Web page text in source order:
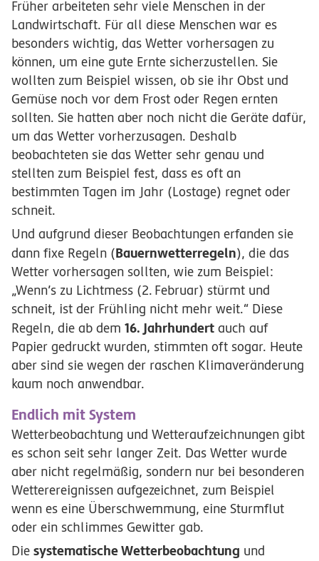
Früher arbeiteten sehr viele Menschen in der
Landwirtschaft. Für all diese Menschen war es
besonders wichtig, das Wetter vorhersagen zu
können, um eine gute Ernte sicherzustellen. Sie
wollten zum Beispiel wissen, ob sie ihr Obst und
Gemüse noch vor dem Frost oder Regen ernten
sollten. Sie hatten aber noch nicht die Geräte dafür,
um das Wetter vorherzusagen. Deshalb
beobachteten sie das Wetter sehr genau und
stellten zum Beispiel fest, dass es oft an
bestimmten Tagen im Jahr (Lostage) regnet oder
schneit.
Und aufgrund dieser Beobachtungen erfanden sie
dann fixe Regeln (Bauernwetterregeln), die das
Wetter vorhersagen sollten, wie zum Beispiel:
„Wenn’s zu Lichtmess (2. Februar) stürmt und
schneit, ist der Frühling nicht mehr weit.“ Diese
Regeln, die ab dem 16. Jahrhundert auch auf
Papier gedruckt wurden, stimmten oft sogar. Heute
aber sind sie wegen der raschen Klimaveränderung
kaum noch anwendbar.
Endlich mit System
Wetterbeobachtung und Wetteraufzeichnungen gibt
es schon seit sehr langer Zeit. Das Wetter wurde
aber nicht regelmäßig, sondern nur bei besonderen
Wetterereignissen aufgezeichnet, zum Beispiel
wenn es eine Überschwemmung, eine Sturmflut
oder ein schlimmes Gewitter gab.
Die systematische Wetterbeobachtung und